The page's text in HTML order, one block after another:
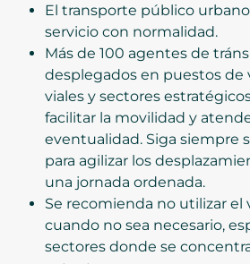
El transporte público
servicio con normalidad.
Más de 100 agentes de
desplegados en puestos de
viales y sectores
facilitar la movilidad y
eventualidad. Siga siempre
para agilizar los
una jornada ordenada.
Se recomienda no utilizar
cuando no sea necesario,
sectores donde se